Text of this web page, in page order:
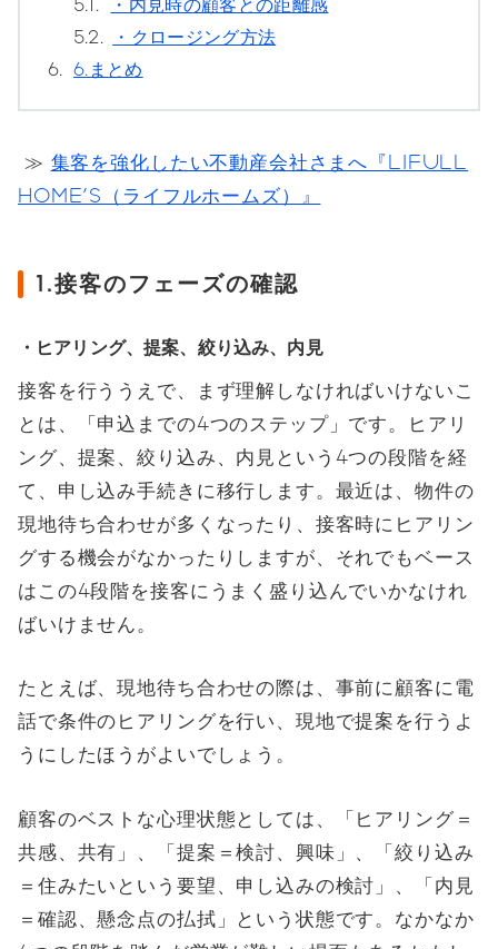
5.1.
・内見時の顧客との距離感
5.2.
・クロージング方法
6.
6.まとめ
≫ 集客を強化したい不動産会社さまへ『LIFULL
HOME'S（ライフルホームズ）』
1.接客のフェーズの確認
・ヒアリング、提案、絞り込み、内見
接客を行ううえで、まず理解しなければいけないこ
とは、「申込までの4つのステップ」です。ヒアリ
ング、提案、絞り込み、内見という4つの段階を経
て、申し込み手続きに移行します。最近は、物件の
現地待ち合わせが多くなったり、接客時にヒアリン
グする機会がなかったりしますが、それでもベース
はこの4段階を接客にうまく盛り込んでいかなけれ
ばいけません。
たとえば、現地待ち合わせの際は、事前に顧客に電
話で条件のヒアリングを行い、現地で提案を行うよ
うにしたほうがよいでしょう。
顧客のベストな心理状態としては、「ヒアリング＝
共感、共有」、「提案＝検討、興味」、「絞り込み
＝住みたいという要望、申し込みの検討」、「内見
＝確認、懸念点の払拭」という状態です。なかなか